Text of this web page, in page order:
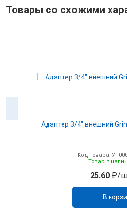
Товары со схожими
Адаптер 3/4" внешний
Код товара:
Товар в
25.60 ₽/
В